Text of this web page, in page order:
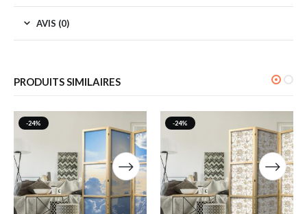
AVIS (0)
PRODUITS SIMILAIRES
-24% -24%